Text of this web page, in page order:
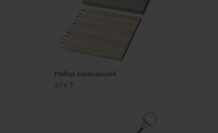
Набор карандашей
676 ₸